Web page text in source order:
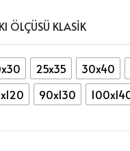
ÖLÇÜSÜ KLASIK
25x35 30x40
90x130